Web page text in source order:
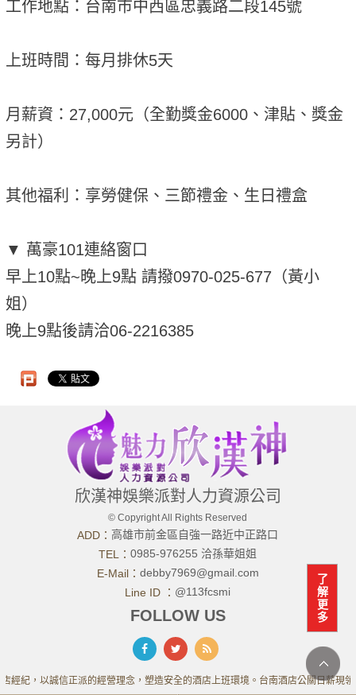
工作地點：台南市中西區忠義路二段145號
上班時間：每月排休5天
月薪資：27,000元（全勤獎金6000、津貼、獎金
另計）
其他福利：享勞健保、三節禮金、生日禮盒
▼ 萬豪101連絡窗口
早上10點~晚上9點 請撥0970-025-677（黃小
姐）
晚上9點後請洽06-2216385
了
解
更
多
欣漢神娛樂派對人力資源公司
© Copyright All Rights Reserved
ADD： 高雄市前金區自強一路近中正路口
TEL：0985-976255 洽孫華姐姐
E-Mail： debby7969@gmail.com
Line ID ： @113fcsmi
FOLLOW US
經紀，以誠信正派的經營理念，塑造安全的酒店上班環境。台南酒店公關日薪現